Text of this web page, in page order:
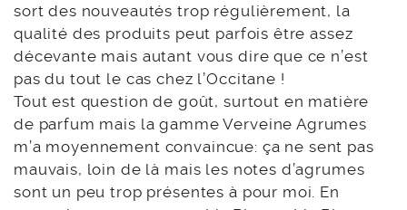
sort des nouveautés trop régulièrement, la
qualité des produits peut parfois être assez
décevante mais autant vous dire que ce n’est
pas du tout le cas chez l’Occitane !
Tout est question de goût, surtout en matière
de parfum mais la gamme Verveine Agrumes
m’a moyennement convaincue: ça ne sent pas
mauvais, loin de là mais les notes d’agrumes
sont un peu trop présentes à pour moi. En